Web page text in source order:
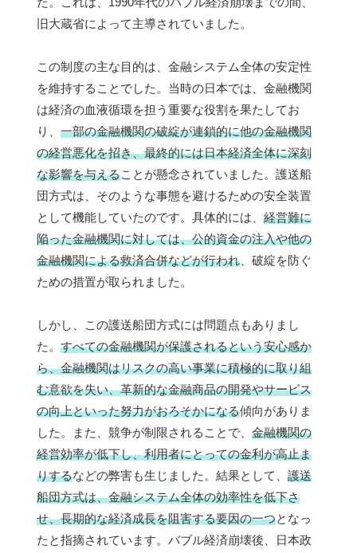
旧大蔵省によって主導されていました。
この制度の主な目的は、金融システム全体の安定性
を維持することでした。当時の日本では、金融機関
は経済の血液循環を担う重要な役割を果たしてお
り、 一部の金融機関の破綻が連鎖的に他の金融機関
の経営悪化を招き、最終的には日本経済全体に深刻
な影響を与えることが懸念されていました。護送船
団方式は、そのような事態を避けるための安全装置
として機能していたのです。具体的には、 経営難に
陥った金融機関に対しては、公的資金の注入や他の
金融機関による救済合併などが行われ 、破綻を防ぐ
ための措置が取られました。
しかし、この護送船団方式には問題点もありまし
た。 すべての金融機関が保護されるという安心感か
ら、金融機関はリスクの高い事業に積極的に取り組
む意欲を失い、革新的な金融商品の開発やサービス
の向上といった努力がおろそかになる傾向がありま
した。また、競争が制限されることで、 金融機関の
経営効率が低下し、利用者にとっての金利が高止ま
りするなどの弊害も生じました。結果として、 護送
船団方式は、金融システム全体の効率性を低下さ
せ、長期的な経済成長を阻害する要因の一つとなっ
たと指摘されています。バブル経済崩壊後、日本政